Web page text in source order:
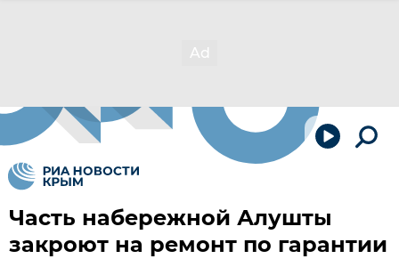
Часть набережной Алушты
закроют на ремонт по гарантии